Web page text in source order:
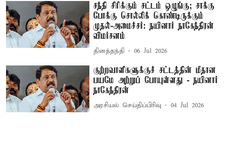
சந்தி சிரிக்கும் சட்டம் ஒழுங்கு; சாக்கு
போக்கு சொல்லிக் கொண்டிருக்கும்
முதல்-அமைச்சர்: நயினார் நாகேந்திரன்
விமர்சனம்
தினத்தந்தி 06 Jul 2026
குற்றவாளிகளுக்குச் சட்டத்தின் மீதான
பயமே அற்றுப் போயுள்ளது - நயினார்
நாகேந்திரன்
அரசியல் செய்திப்பிரிவு 04 Jul 2026